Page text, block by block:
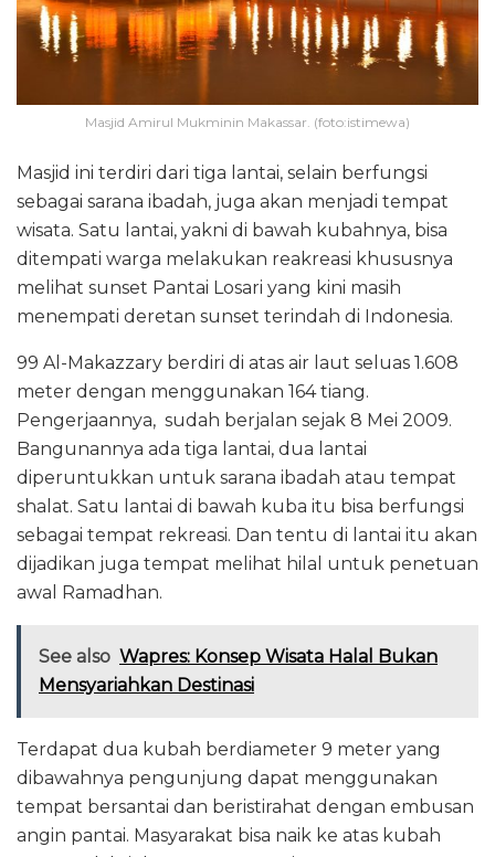
Masjid Amirul Mukminin Makassar. (foto:istimewa)
Masjid ini terdiri dari tiga lantai, selain berfungsi
sebagai sarana ibadah, juga akan menjadi tempat
wisata. Satu lantai, yakni di bawah kubahnya, bisa
ditempati warga melakukan reakreasi khususnya
melihat sunset Pantai Losari yang kini masih
menempati deretan sunset terindah di Indonesia.
99 Al-Makazzary berdiri di atas air laut seluas 1.608
meter dengan menggunakan 164 tiang.
Pengerjaannya, sudah berjalan sejak 8 Mei 2009.
Bangunannya ada tiga lantai, dua lantai
diperuntukkan untuk sarana ibadah atau tempat
shalat. Satu lantai di bawah kuba itu bisa berfungsi
sebagai tempat rekreasi. Dan tentu di lantai itu akan
dijadikan juga tempat melihat hilal untuk penetuan
awal Ramadhan.
See also Wapres: Konsep Wisata Halal Bukan
Mensyariahkan Destinasi
Terdapat dua kubah berdiameter 9 meter yang
dibawahnya pengunjung dapat menggunakan
tempat bersantai dan beristirahat dengan embusan
angin pantai. Masyarakat bisa naik ke atas kubah